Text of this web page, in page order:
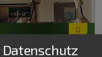
Archaeology "Museum